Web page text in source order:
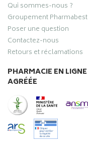
Qui sommes-nous ?
Groupement Pharmabest
Poser une question
Contactez-nous
Retours et réclamations
PHARMACIE EN LIGNE
AGRÉÉE